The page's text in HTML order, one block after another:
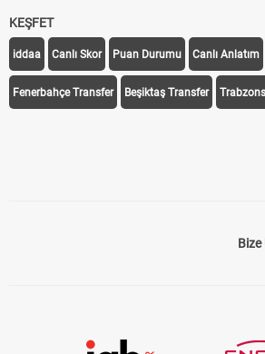
KEŞFET
iddaa Canlı Skor Puan Durumu Canlı Anlatım
Fenerbahçe Transfer Beşiktaş Transfer
Bize